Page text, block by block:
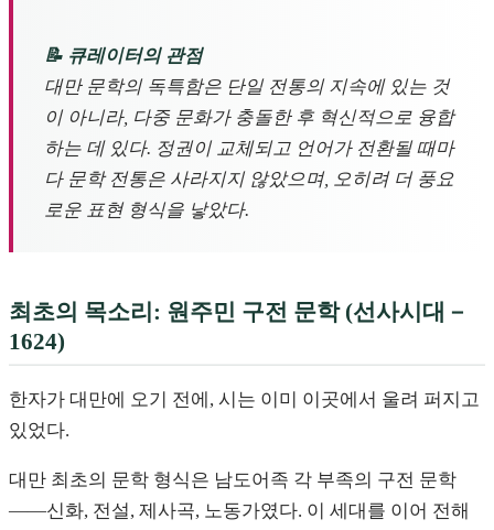
📝 큐레이터의 관점
대만 문학의 독특함은 단일 전통의 지속에 있는 것
이 아니라, 다중 문화가 충돌한 후 혁신적으로 융합
하는 데 있다. 정권이 교체되고 언어가 전환될 때마
다 문학 전통은 사라지지 않았으며, 오히려 더 풍요
로운 표현 형식을 낳았다.
최초의 목소리: 원주민 구전 문학 (선사시대－
1624)
한자가 대만에 오기 전에, 시는 이미 이곳에서 울려 퍼지고
있었다.
대만 최초의 문학 형식은 남도어족 각 부족의 구전 문학
——신화, 전설, 제사곡, 노동가였다. 이 세대를 이어 전해